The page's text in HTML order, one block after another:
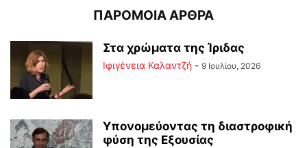
ΠΑΡΟΜΟΙΑ ΑΡΘΡΑ
Στα χρώματα της Ίριδας
Ιφιγένεια Καλαντζή - 9 Ιουλίου, 2026
Υπονομεύοντας τη διαστροφική
φύση της Εξουσίας